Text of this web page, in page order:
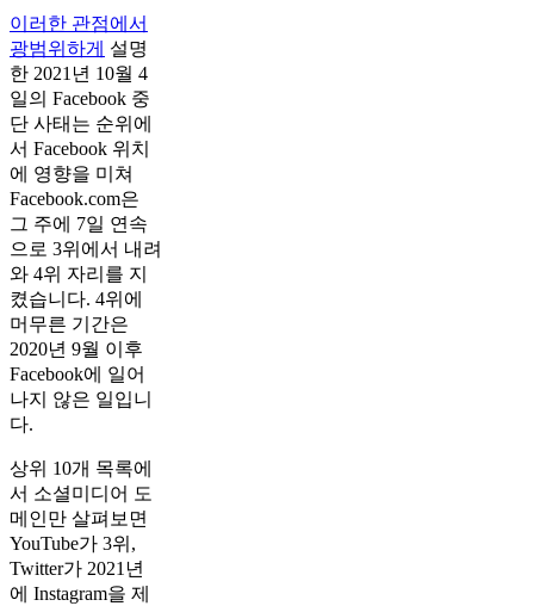
이러한 관점에서
광범위하게 설명
한 2021년 10월 4
일의 Facebook 중
단 사태는 순위에
서 Facebook 위치
에 영향을 미쳐
Facebook.com은
그 주에 7일 연속
으로 3위에서 내려
와 4위 자리를 지
켰습니다. 4위에
머무른 기간은
2020년 9월 이후
Facebook에 일어
나지 않은 일입니
다.
상위 10개 목록에
서 소셜미디어 도
메인만 살펴보면
YouTube가 3위,
Twitter가 2021년
에 Instagram을 제